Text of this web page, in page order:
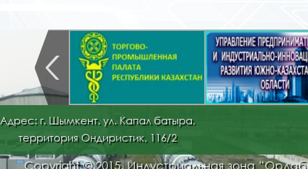
Адрес: г. Шымкент. ул. Капал батыра,
территория Ондиристик, 116/2
Copyright © 2015. Индустриальная зона